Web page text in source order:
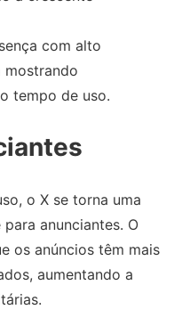
com alto
mostrando
tempo de uso.
o X se torna uma
anunciantes. O
os anúncios têm mais
aumentando a